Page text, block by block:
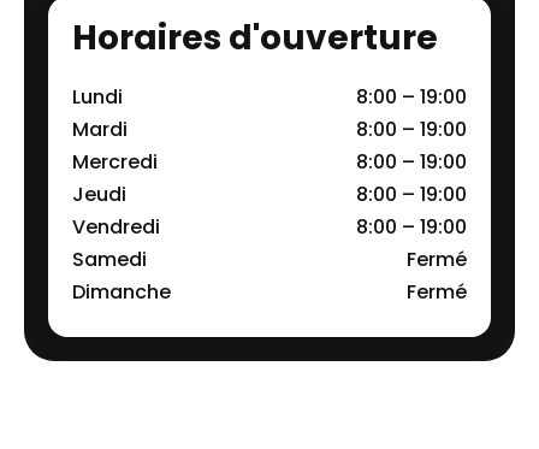
Horaires d'ouverture
Lundi
8:00 – 19:00
Mardi
8:00 – 19:00
Mercredi
8:00 – 19:00
Jeudi
8:00 – 19:00
Vendredi
8:00 – 19:00
Samedi
Fermé
Dimanche
Fermé